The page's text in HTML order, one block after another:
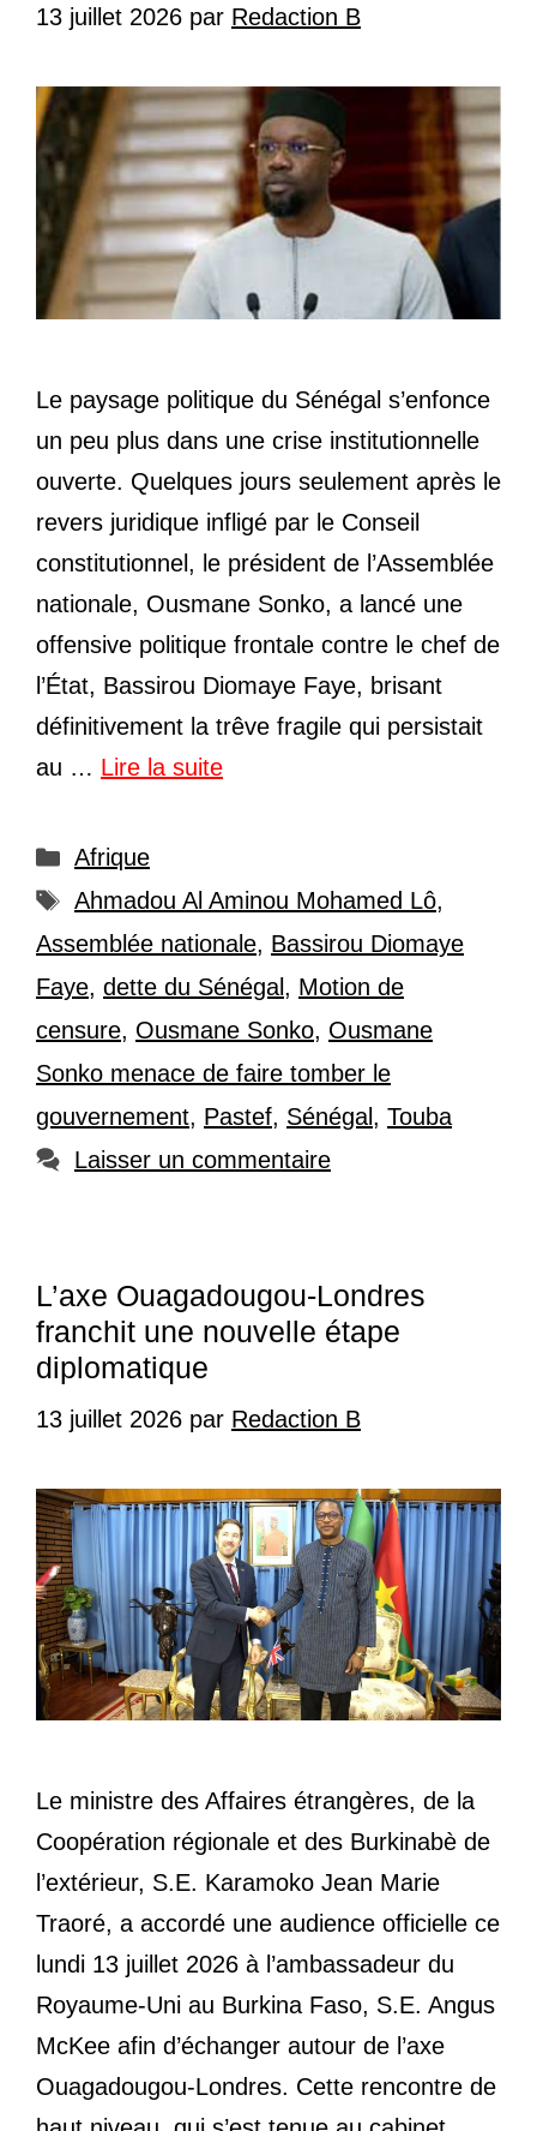
13 juillet 2026 par Redaction B
Le paysage politique du Sénégal s’enfonce
un peu plus dans une crise institutionnelle
ouverte. Quelques jours seulement après le
revers juridique infligé par le Conseil
constitutionnel, le président de l’Assemblée
nationale, Ousmane Sonko, a lancé une
offensive politique frontale contre le chef de
l’État, Bassirou Diomaye Faye, brisant
définitivement la trêve fragile qui persistait
au … Lire la suite
Catégories
Afrique
Étiquettes
Ahmadou Al Aminou Mohamed Lô,
Assemblée nationale, Bassirou Diomaye
Faye, dette du Sénégal , Motion de
censure, Ousmane Sonko, Ousmane
Sonko menace de faire tomber le
gouvernement, Pastef, Sénégal , Touba
Laisser un commentaire
L’axe Ouagadougou-Londres
franchit une nouvelle étape
diplomatique
13 juillet 2026 par Redaction B
Le ministre des Affaires étrangères, de la
Coopération régionale et des Burkinabè de
l’extérieur, S.E. Karamoko Jean Marie
Traoré, a accordé une audience officielle ce
lundi 13 juillet 2026 à l’ambassadeur du
Royaume-Uni au Burkina Faso, S.E. Angus
McKee afin d’échanger autour de l’axe
Ouagadougou-Londres. Cette rencontre de